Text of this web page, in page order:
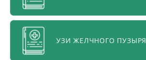
УЗИ ЖЕЛЧНОГО ПУЗЫРЯ